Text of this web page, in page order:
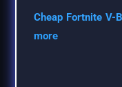
Cheap Fortnite V-
more